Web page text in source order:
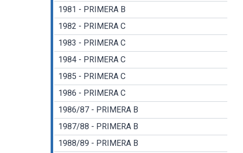
1981 - PRIMERA B
1982 - PRIMERA C
1983 - PRIMERA C
1984 - PRIMERA C
1985 - PRIMERA C
1986 - PRIMERA C
1986/87 - PRIMERA B
1987/88 - PRIMERA B
1988/89 - PRIMERA B